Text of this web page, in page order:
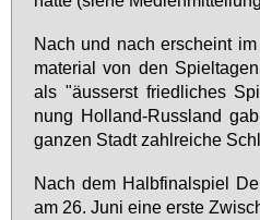
Nach und nach er­scheint
ma­te­ri­al von den
als "äus­serst fried­li­ches
nung Hol­land-Russ­land
gan­zen Stadt zahl­rei­che
Nach dem Halb­fi­nal­spiel
am 26. Ju­ni ei­ne ers­te